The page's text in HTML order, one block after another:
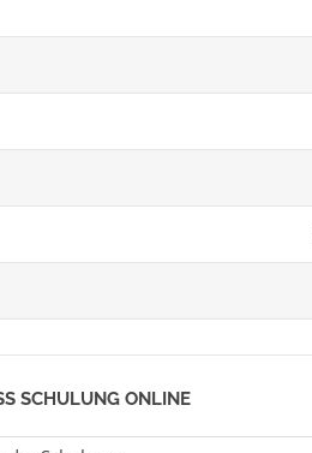
SCHULUNG ONLINE